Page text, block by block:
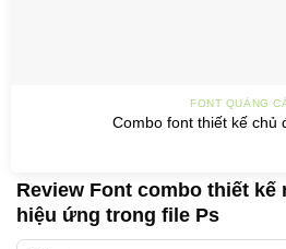
FONT QUẢNG
Combo font thiết kế chủ
Review Font combo thiết kế
hiệu ứng trong file Ps